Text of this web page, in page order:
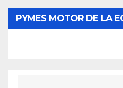
PYMES MOTOR DE LA